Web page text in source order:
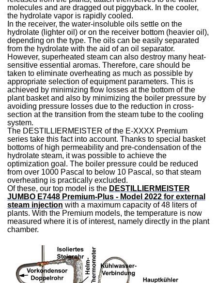
molecules and are dragged out piggyback. In the cooler,
the hydrolate vapor is rapidly cooled.
In the receiver, the water-insoluble oils settle on the
hydrolate (lighter oil) or on the receiver bottom (heavier oil),
depending on the type. The oils can be easily separated
from the hydrolate with the aid of an oil separator.
However, superheated steam can also destroy many heat-
sensitive essential aromas. Therefore, care should be
taken to eliminate overheating as much as possible by
appropriate selection of equipment parameters. This is
achieved by minimizing flow losses at the bottom of the
plant basket and also by minimizing the boiler pressure by
avoiding pressure losses due to the reduction in cross-
section at the transition from the steam tube to the cooling
system.
The DESTILLIERMEISTER of the E-XXXX Premium
series take this fact into account. Thanks to special basket
bottoms of high permeability and pre-condensation of the
hydrolate steam, it was possible to achieve the
optimization goal. The boiler pressure could be reduced
from over 1000 Pascal to below 10 Pascal, so that steam
overheating is practically excluded.
Of these, our top model is the DESTILLIERMEISTER
JUMBO E7448 Premium-Plus - Model 2022 for external
steam injection with a maximum capacity of 48 liters of
plants. With the Premium models, the temperature is now
measured where it is of interest, namely directly in the plant
chamber.